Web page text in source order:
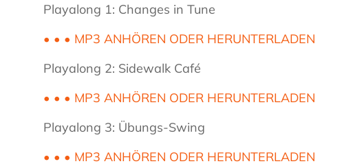
Playalong 1: Changes in Tune
• • • MP3 ANHÖREN ODER HERUNTERLADEN
Playalong 2: Sidewalk Café
• • • MP3 ANHÖREN ODER HERUNTERLADEN
Playalong 3: Übungs-Swing
• • • MP3 ANHÖREN ODER HERUNTERLADEN